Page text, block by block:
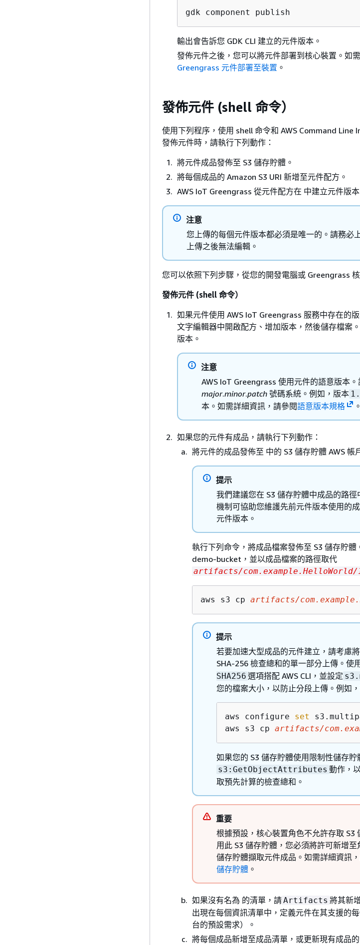
gdk component publish
輸出會告訴您 GDK CLI 建立的元件版本。
發佈元件之後，您可以將元件部署到核心裝置。如
Greengrass 元件部署至裝置 。
發佈元件 (shell 命令）
使用下列程序，使用 shell 命令和 AWS Command Line
發佈元件時，請執行下列動作：
將元件成品發佈至 S3 儲存貯體。
將每個成品的 Amazon S3 URI 新增至元件配方。
AWS IoT Greengrass 從元件配方在 中建立元件版本
注意
您上傳的每個元件版本都必須是唯一的。請務必
上傳之後無法編輯。
您可以依照下列步驟，從您的開發電腦或 Greengrass
發佈元件 (shell 命令）
如果元件使用 AWS IoT Greengrass 服務中存在的
文字編輯器中開啟配方、增加版本，然後儲存檔案
版本。
注意
AWS IoT Greengrass 使用元件的語意版本
major.minor.patch 號碼系統。例如，版本
本。如需詳細資訊，請參閱語意版本規格 。
如果您的元件有成品，請執行下列動作：
將元件的成品發佈至 中的 S3 儲存貯體 AWS 帳
提示
我們建議您在 S3 儲存貯體中成品的路
機制可協助您維護先前元件版本使用的
元件版本。
執行下列命令，將成品檔案發佈至 S3 儲存貯
demo-bucket，並以成品檔案的路徑取代
artifacts/
aws s3 cp artifacts/
提示
若要加速大型成品的元件建立，請考慮
SHA-256 檢查總和的單一部分上傳。使用
SHA256 選項搭配 AWS CLI，並設定
您的檔案大小，以防止分段上傳。例如，
aws configure set
aws s3 cp artifacts/
如果您的 S3 儲存貯體使用限制性儲存
s3:GetObjectAttributes 動作，
取預先計算的檢查總和。
重要
根據預設，核心裝置角色不允許存取 S3
用此 S3 儲存貯體，您必須將許可新增
儲存貯體擷取元件成品。如需詳細資訊
儲存貯體 。
如果沒有名為 的清單，請Artifacts 將其新
出現在每個資訊清單中，定義元件在其支援的
台的預設需求）。
將每個成品新增至成品清單，或更新現有成品